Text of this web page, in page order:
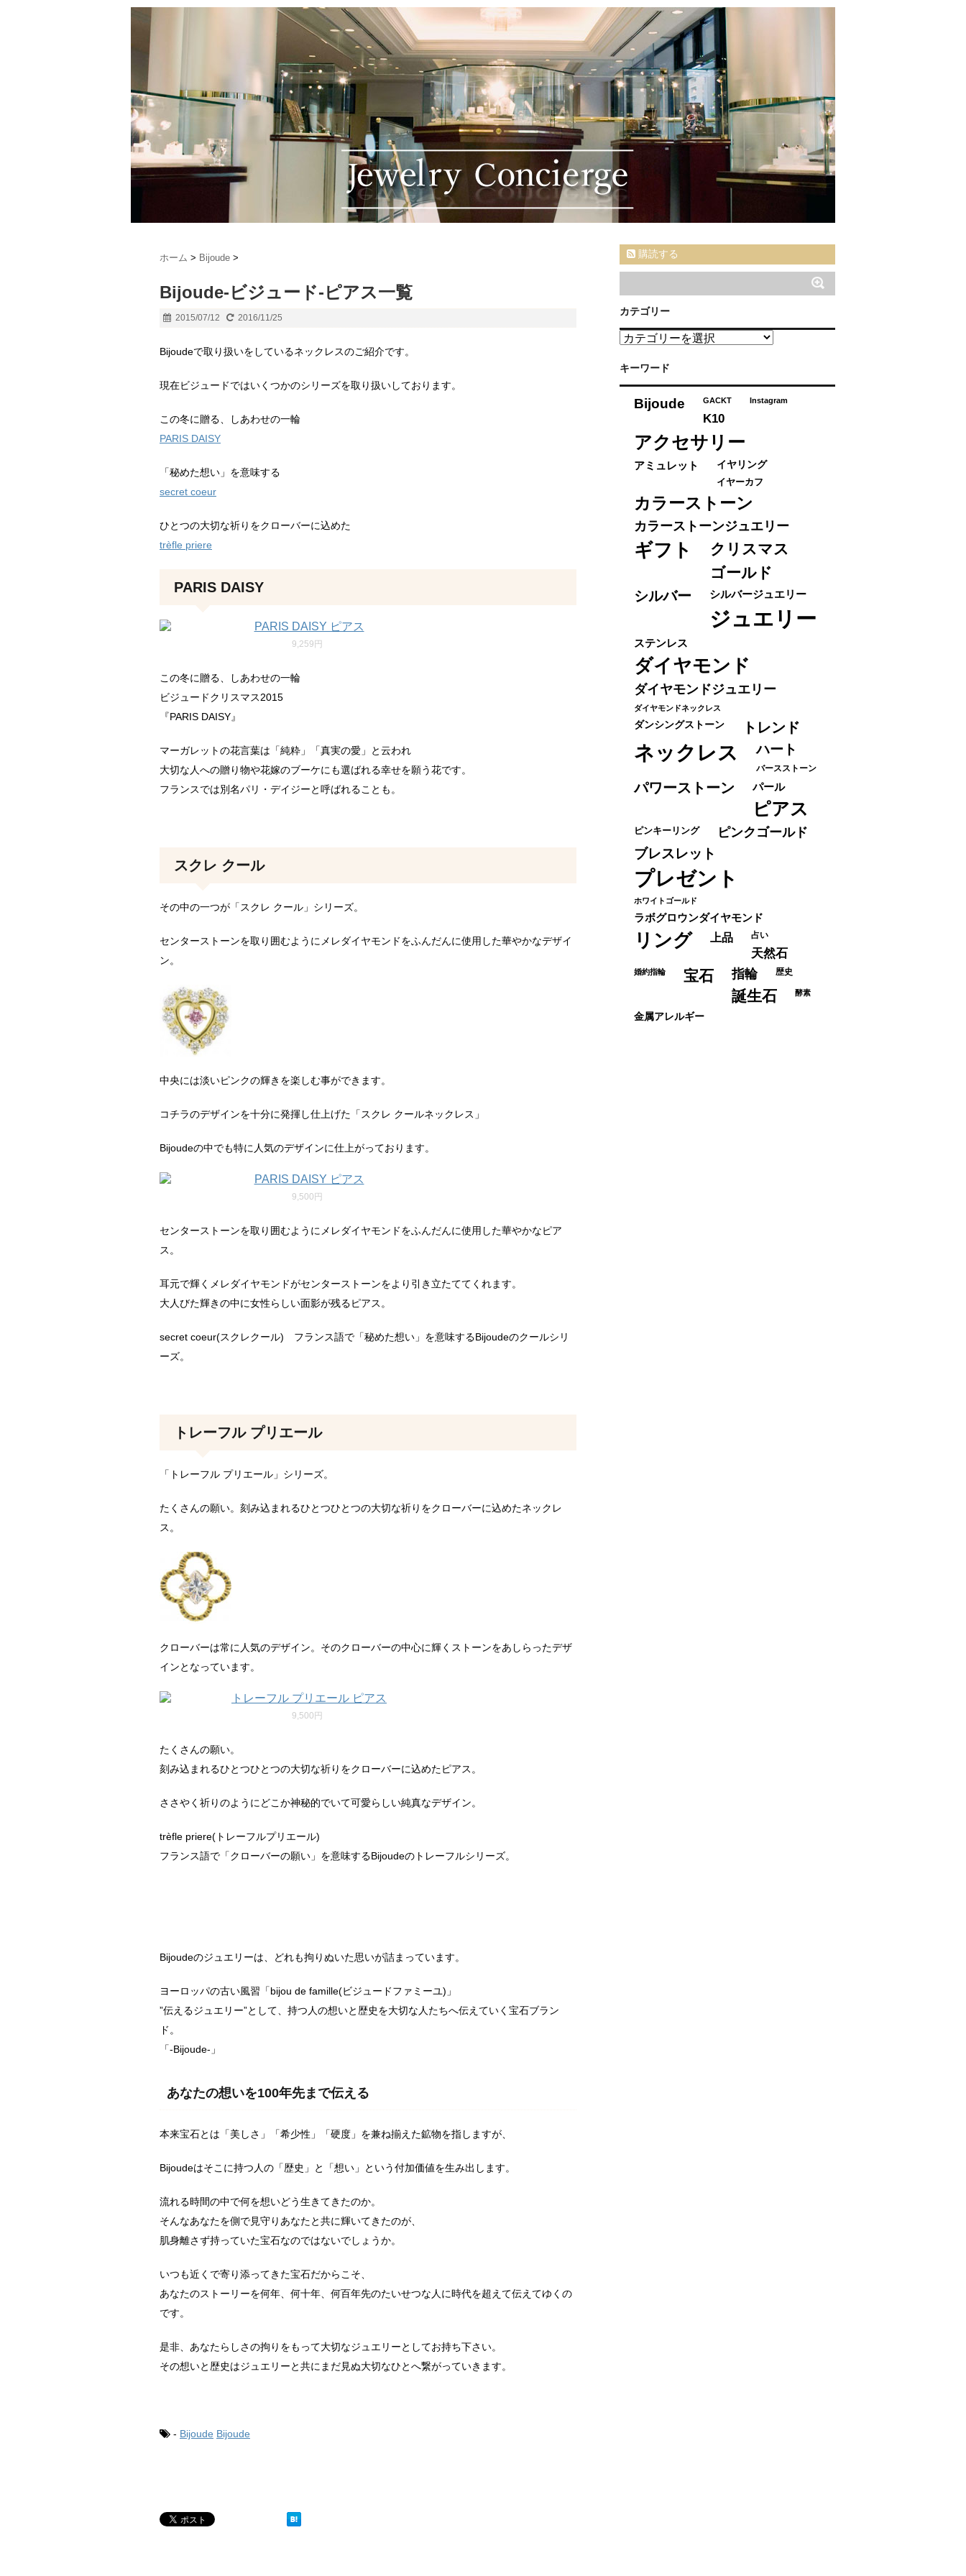
ホーム > Bijoude >
Bijoude-ビジュード-ピアス一覧
2015/07/12 2016/11/25
Bijoudeで取り扱いをしているネックレスのご紹介です。
現在ビジュードではいくつかのシリーズを取り扱いしております。
この冬に贈る、しあわせの一輪
PARIS DAISY
「秘めた想い」を意味する
secret coeur
ひとつの大切な祈りをクローバーに込めた
trèfle priere
PARIS DAISY
9,259円
この冬に贈る、しあわせの一輪
ビジュードクリスマス2015
『PARIS DAISY』
マーガレットの花言葉は「純粋」「真実の愛」と云われ
大切な人への贈り物や花嫁のブーケにも選ばれる幸せを願う花です。
フランスでは別名パリ・デイジーと呼ばれることも。
スクレ クール
その中の一つが「スクレ クール」シリーズ。
センターストーンを取り囲むようにメレダイヤモンドをふんだんに使用した華やかなデザイ
ン。
中央には淡いピンクの輝きを楽しむ事ができます。
コチラのデザインを十分に発揮し仕上げた「スクレ クールネックレス」
Bijoudeの中でも特に人気のデザインに仕上がっております。
9,500円
センターストーンを取り囲むようにメレダイヤモンドをふんだんに使用した華やかなピア
ス。
耳元で輝くメレダイヤモンドがセンターストーンをより引き立たててくれます。
大人びた輝きの中に女性らしい面影が残るピアス。
secret coeur(スクレクール) フランス語で「秘めた想い」を意味するBijoudeのクールシリ
ーズ。
トレーフル プリエール
「トレーフル プリエール」シリーズ。
たくさんの願い。刻み込まれるひとつひとつの大切な祈りをクローバーに込めたネックレ
ス。
クローバーは常に人気のデザイン。そのクローバーの中心に輝くストーンをあしらったデザ
インとなっています。
9,500円
たくさんの願い。
刻み込まれるひとつひとつの大切な祈りをクローバーに込めたピアス。
ささやく祈りのようにどこか神秘的でいて可愛らしい純真なデザイン。
trèfle priere(トレーフルプリエール)
フランス語で「クローバーの願い」を意味するBijoudeのトレーフルシリーズ。
Bijoudeのジュエリーは、どれも拘りぬいた思いが詰まっています。
ヨーロッパの古い風習「bijou de famille(ビジュードファミーユ)」
”伝えるジュエリー”として、持つ人の想いと歴史を大切な人たちへ伝えていく宝石ブラン
ド。
「-Bijoude-」
あなたの想いを100年先まで伝える
本来宝石とは「美しさ」「希少性」「硬度」を兼ね揃えた鉱物を指しますが、
Bijoudeはそこに持つ人の「歴史」と「想い」という付加価値を生み出します。
流れる時間の中で何を想いどう生きてきたのか。
そんなあなたを側で見守りあなたと共に輝いてきたのが、
肌身離さず持っていた宝石なのではないでしょうか。
いつも近くで寄り添ってきた宝石だからこそ、
あなたのストーリーを何年、何十年、何百年先のたいせつな人に時代を超えて伝えてゆくの
です。
是非、あなたらしさの拘りをもって大切なジュエリーとしてお持ち下さい。
その想いと歴史はジュエリーと共にまだ見ぬ大切なひとへ繋がっていきます。
- Bijoude Bijoude
購読する
カテゴリー
カ
ゴ
キーワード
Bijoude GACKT Instagram
K10
アクセサリー
アミュレット
イヤリング
イヤーカフ
カラーストーン
カラーストーンジュエリー
ギフト
クリスマス
ゴールド
シルバー シルバージュエリー
ジュエリー
ステンレス
ダイヤモンド
ダイヤモンドジュエリー
ダイヤモンドネックレス
ダンシングストーン トレンド
ネックレス ハート
バースストーン
パワーストーン パール
ピアス
ピンキーリング ピンクゴールド
ブレスレット
プレゼント
ホワイトゴールド
ラボグロウンダイヤモンド
リング 上品 占い
天然石
婚約指輪 宝石 指輪 歴史
誕生石 酵素
金属アレルギー